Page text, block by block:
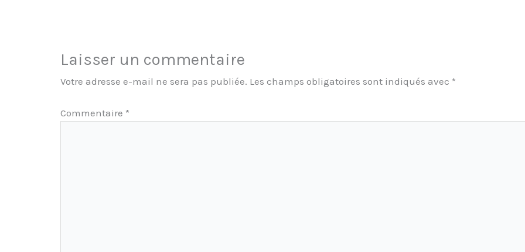
Laisser un commentaire
Votre adresse e-mail ne sera pas publiée. Les champs obligatoires sont indiqués avec *
Commentaire *